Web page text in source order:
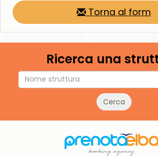
Torna al form
Ricerca una
Cerca